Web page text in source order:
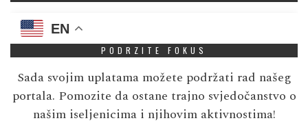
EN
PODRZITE FOKUS
Sada svojim uplatama možete podržati rad našeg
portala. Pomozite da ostane trajno svjedočanstvo o
našim iseljenicima i njihovim aktivnostima!